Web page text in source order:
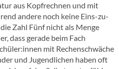
aus Kopfrechnen und mit
andere noch keine Eins-zu-
Zahl Fünf nicht als Menge
dass gerade beim Fach
mit Rechenschwäche
und Jugendlichen haben oft